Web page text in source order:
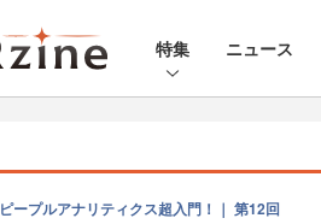
特集 ニュース
ピープルアナリティクス超入門！｜ 第12回